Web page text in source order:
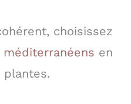
choisissez
en